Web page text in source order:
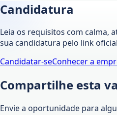
Candidatura
Leia os requisitos com calma,
sua candidatura pelo link
Candidatar-seConhecer a
Compartilhe esta
Envie a oportunidade para